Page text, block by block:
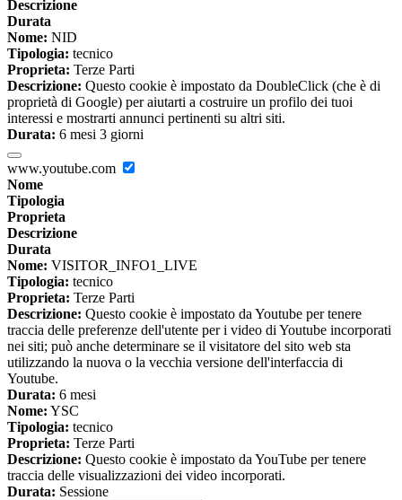
Descrizione
Durata
Nome: NID
Tipologia: tecnico
Proprieta: Terze Parti
Descrizione: Questo cookie è impostato da DoubleClick (che è di
proprietà di Google) per aiutarti a costruire un profilo dei tuoi
interessi e mostrarti annunci pertinenti su altri siti.
Durata: 6 mesi 3 giorni
www.youtube.com
Nome
Tipologia
Proprieta
Descrizione
Durata
Nome: VISITOR_INFO1_LIVE
Tipologia: tecnico
Proprieta: Terze Parti
Descrizione: Questo cookie è impostato da Youtube per tenere
traccia delle preferenze dell'utente per i video di Youtube incorporati
nei siti; può anche determinare se il visitatore del sito web sta
utilizzando la nuova o la vecchia versione dell'interfaccia di
Youtube.
Durata: 6 mesi
Nome: YSC
Tipologia: tecnico
Proprieta: Terze Parti
Descrizione: Questo cookie è impostato da YouTube per tenere
traccia delle visualizzazioni dei video incorporati.
Durata: Sessione